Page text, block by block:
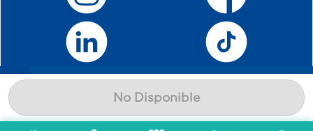
No Disponible